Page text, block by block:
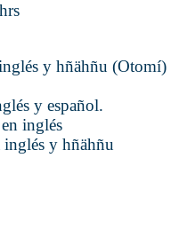
y hñähñu (Otomí)
y español.
inglés
inglés y hñähñu